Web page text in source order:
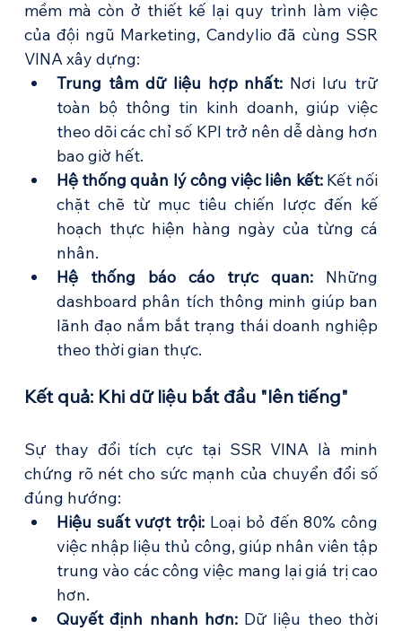
mềm mà còn ở thiết kế lại quy trình làm việc
của đội ngũ Marketing, Candylio đã cùng SSR
VINA xây dựng:
Trung tâm dữ liệu hợp nhất: Nơi lưu trữ
toàn bộ thông tin kinh doanh, giúp việc
theo dõi các chỉ số KPI trở nên dễ dàng hơn
bao giờ hết.
Hệ thống quản lý công việc liên kết: Kết nối
chặt chẽ từ mục tiêu chiến lược đến kế
hoạch thực hiện hàng ngày của từng cá
nhân.
Hệ thống báo cáo trực quan: Những
dashboard phân tích thông minh giúp ban
lãnh đạo nắm bắt trạng thái doanh nghiệp
theo thời gian thực.
Kết quả: Khi dữ liệu bắt đầu "lên tiếng"
Sự thay đổi tích cực tại SSR VINA là minh
chứng rõ nét cho sức mạnh của chuyển đổi số
đúng hướng:
Hiệu suất vượt trội: Loại bỏ đến 80% công
việc nhập liệu thủ công, giúp nhân viên tập
trung vào các công việc mang lại giá trị cao
hơn.
Quyết định nhanh hơn: Dữ liệu theo thời